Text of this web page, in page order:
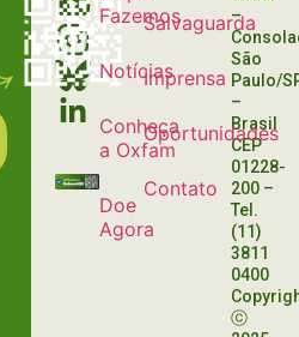
Fazemos
Notícias
Conheça
a Oxfam
Doe
Agora
Salvaguarda
Imprensa
Oportunidades
Contato
–
São
Paulo/
–
Brasil
CEP
01228-
200 –
Tel.
(11)
3811
0400
ⓒ